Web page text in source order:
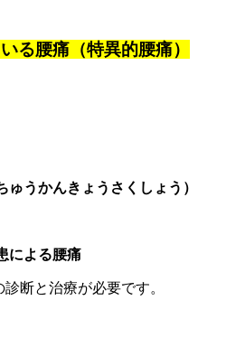
る腰痛（特異的腰痛）
うかんきょうさくしょう）
による腰痛
断と治療が必要です。